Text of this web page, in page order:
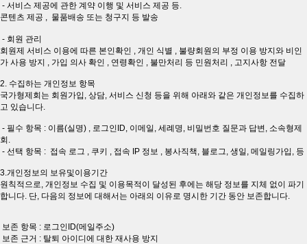
- 서비스 제공에 관한 계약 이행 및 서비스 제공 등.
콘텐츠 제공 , 물품배송 또는 청구지 등 발송
- 회원 관리
회원제 서비스 이용에 따른 본인확인 , 개인 식별 , 불량회원의 부정 이용 방지와 비인
가 사용 방지 , 가입 의사 확인 , 연령확인 , 불만처리 등 민원처리 , 고지사항 전달
2. 수집하는 개인정보 항목
국가형제회는 회원가입, 상담, 서비스 신청 등을 위해 아래와 같은 개인정보를 수집하
고 있습니다.
- 필수 항목 : 이름(실명) , 로그인ID, 이메일, 세례명, 비밀번호 질문과 답변, 소속형제
회.
- 선택 항목 : 접속 로그 , 쿠키 , 접속 IP 정보 , 봉사직책, 블로그, 생일, 메일링가입, 등
3.개인정보의 보유및이용기간
원칙적으로, 개인정보 수집 및 이용목적이 달성된 후에는 해당 정보를 지체 없이 파기
합니다. 단, 다음의 정보에 대해서는 아래의 이유로 명시한 기간 동안 보존합니다.
보존 항목 : 로그인ID(메일주소)
보존 근거 : 탈퇴 아이디에 대한 재사용 방지